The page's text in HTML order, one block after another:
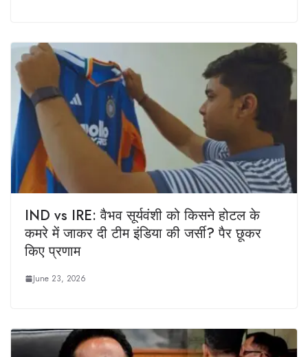
IND vs IRE: वैभव सूर्यवंशी को किसने होटल के
कमरे में जाकर दी टीम इंडिया की जर्सी? पैर छूकर
किए प्रणाम
June 23, 2026